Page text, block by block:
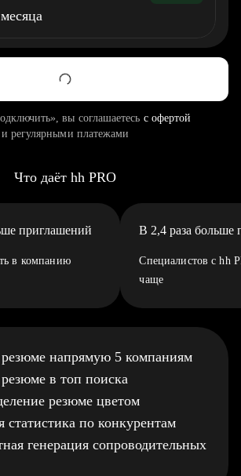
вы соглашаетесь с офертой
и регулярными платежами
Что даёт hh PRO
приглашений
в компанию
В 2,4 раза больше
Специалистов с hh
чаще
напрямую 5 компаниям
в топ поиска
резюме цветом
статистика по конкурентам
генерация сопроводительных